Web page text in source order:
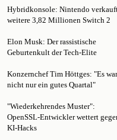
weitere 3,82 Millionen Switch 2
Elon Musk: Der rassistische
Geburtenkult der Tech-Elite
nicht nur ein gutes Quartal"
"Wiederkehrendes Muster":
OpenSSL-Entwickler wettert gegen
KI-Hacks